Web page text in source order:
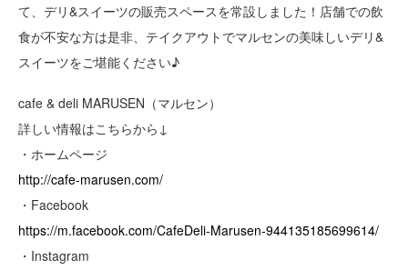
て、デリ&スイーツの販売スペースを常設しました！店舗での飲
食が不安な方は是非、テイクアウトでマルセンの美味しいデリ&
スイーツをご堪能ください♪
cafe & deli MARUSEN（マルセン）
詳しい情報はこちらから↓
・ホームページ
http://cafe-marusen.com/
・Facebook
https://m.facebook.com/CafeDeli-Marusen-944135185699614/
・Instagram